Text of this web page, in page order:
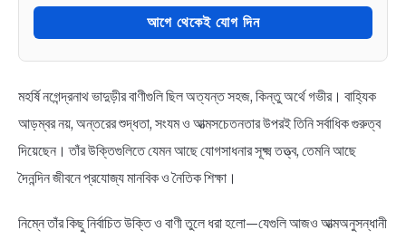
আগে থেকেই যোগ দিন
মহর্ষি নগেন্দ্রনাথ ভাদুড়ীর বাণীগুলি ছিল অত্যন্ত সহজ, কিন্তু অর্থে গভীর। বাহ্যিক
আড়ম্বর নয়, অন্তরের শুদ্ধতা, সংযম ও আত্মসচেতনতার উপরই তিনি সর্বাধিক গুরুত্ব
দিয়েছেন। তাঁর উক্তিগুলিতে যেমন আছে যোগসাধনার সূক্ষ্ম তত্ত্ব, তেমনি আছে
দৈনন্দিন জীবনে প্রযোজ্য মানবিক ও নৈতিক শিক্ষা।
নিম্নে তাঁর কিছু নির্বাচিত উক্তি ও বাণী তুলে ধরা হলো—যেগুলি আজও আত্মঅনুসন্ধানী